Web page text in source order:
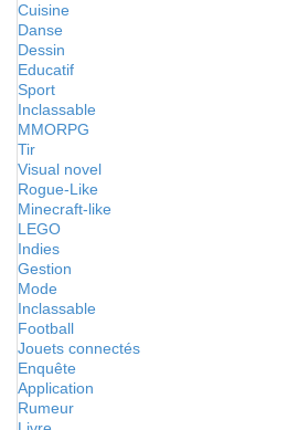
Cuisine
Danse
Dessin
Educatif
Sport
Inclassable
MMORPG
Tir
Visual novel
Rogue-Like
Minecraft-like
LEGO
Indies
Gestion
Mode
Inclassable
Football
Jouets connectés
Enquête
Application
Rumeur